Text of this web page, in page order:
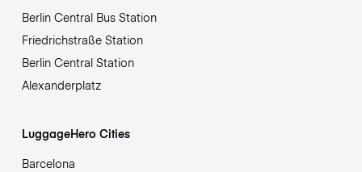
Berlin Central Bus Station
Friedrichstraße Station
Berlin Central Station
Alexanderplatz
LuggageHero Cities
Barcelona